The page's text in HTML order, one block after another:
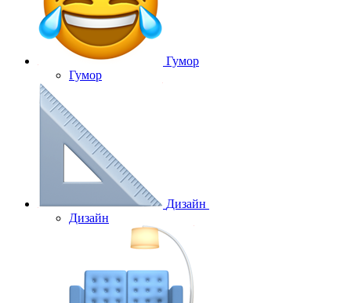
Гумор
Гумор
Дизайн
Дизайн